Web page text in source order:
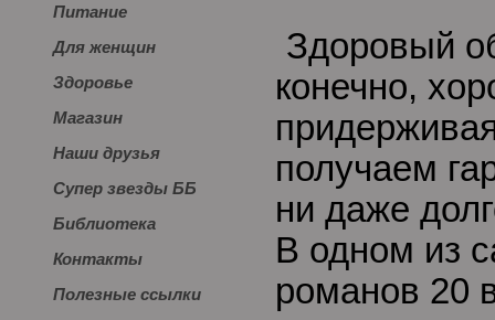
Питание
Для женщин
Здоровье
Магазин
Наши друзья
Супер звезды ББ
Библиотека
Контакты
Полезные ссылки
Здоровый
конечно,
получаем
ни даже
В одном из
романов 20